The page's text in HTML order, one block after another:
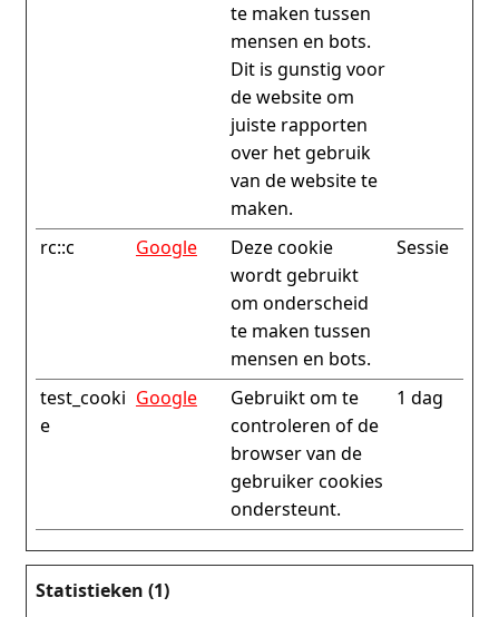
te maken tussen
mensen en bots.
Dit is gunstig voor
de website om
juiste rapporten
over het gebruik
van de website te
maken.
rc::c Google
Deze cookie
wordt gebruikt
om onderscheid
te maken tussen
mensen en bots.
Sessie
test_cooki
e
Google
Gebruikt om te
controleren of de
browser van de
gebruiker cookies
ondersteunt.
1 dag
Statistieken (1)